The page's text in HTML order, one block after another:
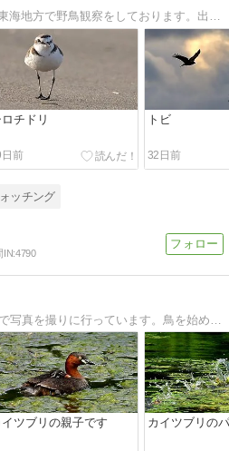
身近な野鳥の記録です。東海地方で野鳥観察をしております。出会いに感謝！
ロチドリ
日前
トビ
32日前
ッチング
IN:4790
イツブリの親子です カイツブリの